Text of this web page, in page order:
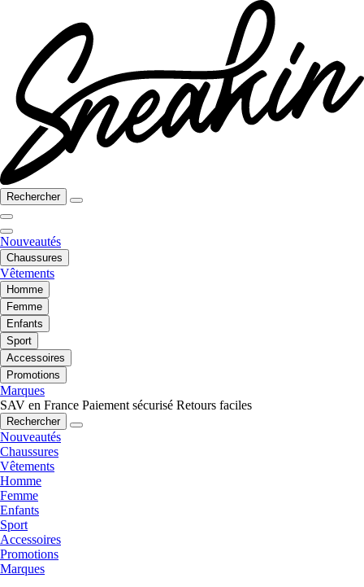
Rechercher
Nouveautés
Chaussures
Vêtements
Homme
Femme
Enfants
Sport
Accessoires
Promotions
Marques
SAV en France Paiement sécurisé Retours faciles
Rechercher
Nouveautés
Chaussures
Vêtements
Homme
Femme
Enfants
Sport
Accessoires
Promotions
Marques